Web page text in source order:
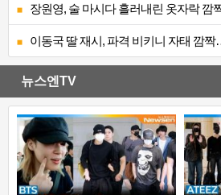
장원영, 술 마시다 흘러내린 옷자락 깜
이동국 딸 재시, 파격 비키니 자태 깜
뉴스엔TV